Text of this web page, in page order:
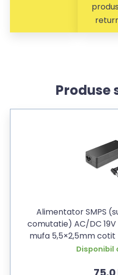
Produse
Alimentator SMPS
comutatie) AC/DC
mufa 5,5×2,5mm cotit
Disponibil